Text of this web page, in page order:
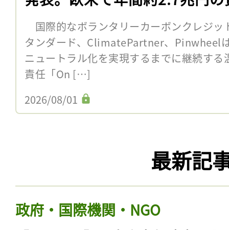
国際的なボランタリーカーボンクレジッ
タンダード、ClimatePartner、Pinwheel
ニュートラル化を実現するまでに継続す
責任「On […]
2026/08/01
最新記
政府・国際機関・NGO